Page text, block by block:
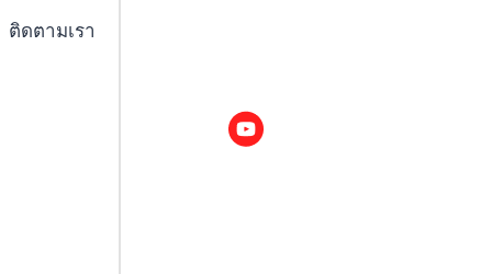
ติดตามเรา